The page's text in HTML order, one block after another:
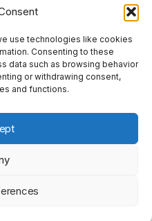
use technologies like cookies
Consenting to these
data such as browsing behavior
or withdrawing consent,
and functions.
It. All rights reserved.